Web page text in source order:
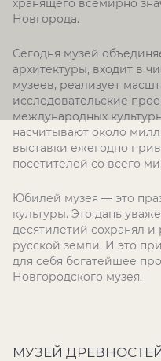
хранящего всемирно
Новгорода.
Сегодня музей
архитектуры, входит в
музеев, реализует
исследовательские
международных
насчитывают около
выставки ежегодно
посетителей со всего
Юбилей музея — это
культуры. Это дань
десятилетий сохранял
русской земли. И это
для себя богатейшее
Новгородского музея.
МУЗЕЙ